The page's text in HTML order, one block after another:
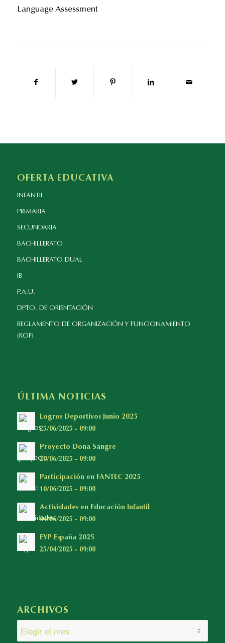
OFERTA EDUCATIVA
INFANTIL
PRIMARIA
SECUNDARIA
BACHILLERATO
BACHILLERATO DUAL
IB
P.A.U.
DPTO. DE ORIENTACIÓN
REGLAMENTO DE ORGANIZACIÓN Y FUNCIONAMIENTO
(ROF)
ÚLTIMA NOTICIAS
Logros Deportivos Junio 2025
25/06/2025 - 09:00
Proyecto Dona Sangre
20/06/2025 - 09:00
Participación en FANTEC 2025
10/06/2025 - 09:00
Actividades en Educación Infantil
04/06/2025 - 09:00
EYP España 2025
25/04/2025 - 09:00
ARCHIVOS